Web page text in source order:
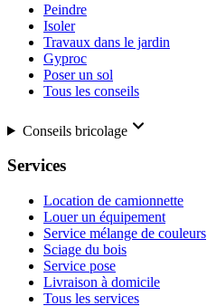
Peindre
Isoler
Travaux dans le jardin
Gyproc
Poser un sol
Tous les conseils
Conseils bricolage
Services
Location de camionnette
Louer un équipement
Service mélange de couleurs
Sciage du bois
Service pose
Livraison à domicile
Tous les services